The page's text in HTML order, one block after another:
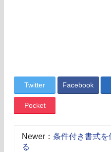
Twitter Facebook
Pocket
Newer： 条件付き書式を
る